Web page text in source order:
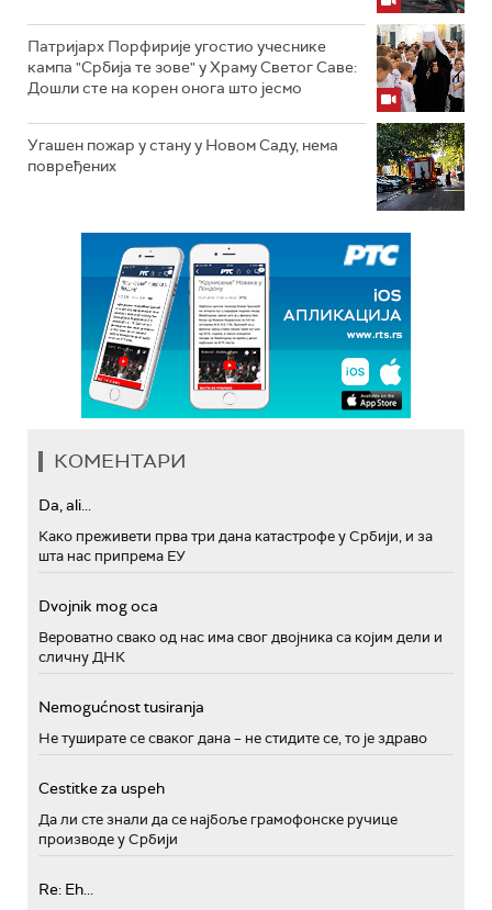
Патријарх Порфирије угостио учеснике
кампа "Србија те зове" у Храму Светог Саве:
Дошли сте на корен онога што јесмо
Угашен пожар у стану у Новом Саду, нема
повређених
КОМЕНТАРИ
Da, ali...
Како преживети прва три дана катастрофе у Србији, и за
шта нас припрема ЕУ
Dvojnik mog oca
Вероватно свако од нас има свог двојника са којим дели и
сличну ДНК
Nemogućnost tusiranja
Не туширате се сваког дана – не стидите се, то је здраво
Cestitke za uspeh
Да ли сте знали да се најбоље грамофонске ручице
производе у Србији
Re: Eh...